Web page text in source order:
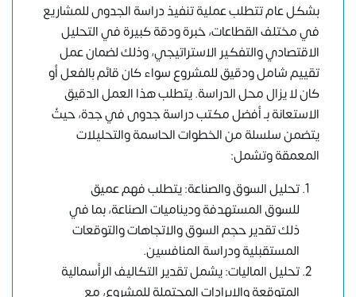
بشكل عام تتطلب عملية تنفيذ دراسة الجدوى للمشاريع
في مختلف القطاعات، خبرة ودقة كبيرة في التحليل
الاقتصادي والتفكير الاستراتيجي، وذلك لضمان عمل
تقييم شامل ودقيق للمشروع سواء كان قائم بالفعل أو
كان لا يزال محل الدراسة. يتطلب هذا العمل الدقيق
الاستعانة بـ أفضل مكتب دراسة جدوى في جدة، حيثُ
يتضمن سلسلة من الخطوات الحاسمة والتحليلات
المعمقة وتشمل:
تحليل السوق والصناعة: يتطلب فهم عميق
للسوق المستهدفة وديناميات الصناعة، بما في
ذلك تقدير حجم السوق والاتجاهات والتوقعات
المستقبلية ودراسة المنافسين.
تحليل الماليات: يشمل تقدير التكاليف الرأسمالية
المتوقعة والإيرادات المحتملة للمشروع، مع